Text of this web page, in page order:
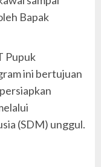
Bapak
Pupuk
ini bertujuan
(SDM) unggul.